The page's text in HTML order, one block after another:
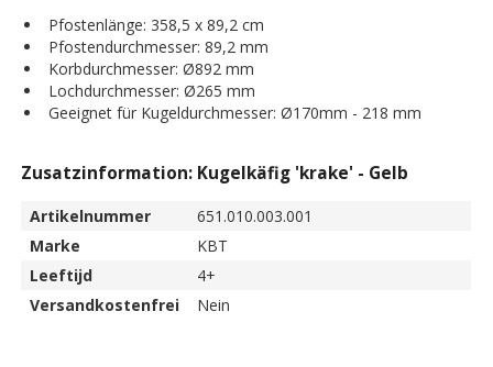
Pfostenlänge: 358,5 x 89,2 cm
Pfostendurchmesser: 89,2 mm
Korbdurchmesser: Ø892 mm
Lochdurchmesser: Ø265 mm
Geeignet für Kugeldurchmesser: Ø170mm - 218 mm
Zusatzinformation: Kugelkäfig 'krake' - Gelb
Artikelnummer
651.010.003.001
Marke
KBT
Leeftijd
4+
Versandkostenfrei
Nein